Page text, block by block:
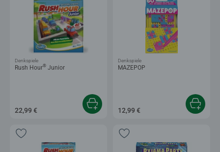
Rush Hour® Junior
Denkspiele
22,99 €
MAZEPOP
Denkspiele
12,99 €